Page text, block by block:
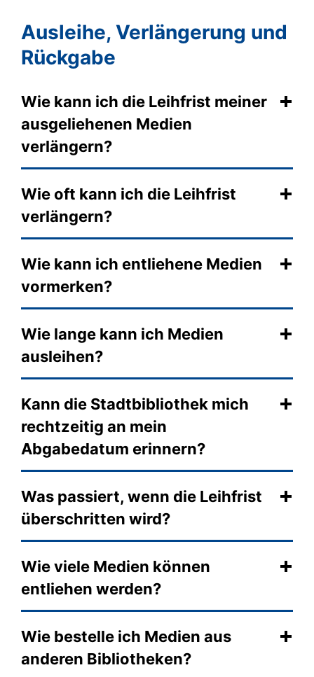
Ausleihe, Verlängerung und
Rückgabe
Wie kann ich die Leihfrist meiner
ausgeliehenen Medien
verlängern?
Wie oft kann ich die Leihfrist
verlängern?
Wie kann ich entliehene Medien
vormerken?
Wie lange kann ich Medien
ausleihen?
Kann die Stadtbibliothek mich
rechtzeitig an mein
Abgabedatum erinnern?
Was passiert, wenn die Leihfrist
überschritten wird?
Wie viele Medien können
entliehen werden?
Wie bestelle ich Medien aus
anderen Bibliotheken?